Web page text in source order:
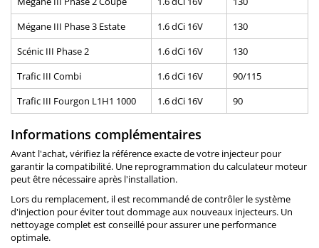
Mégane III Phase 3 Estate
1.6 dCi 16V
130
Scénic III Phase 2
1.6 dCi 16V
130
Trafic III Combi
1.6 dCi 16V
90/115
Trafic III Fourgon L1H1 1000
1.6 dCi 16V 90
Informations complémentaires
Avant l'achat, vérifiez la référence exacte de votre injecteur pour
garantir la compatibilité. Une reprogrammation du calculateur moteur
peut être nécessaire après l'installation.
Lors du remplacement, il est recommandé de contrôler le système
d'injection pour éviter tout dommage aux nouveaux injecteurs. Un
nettoyage complet est conseillé pour assurer une performance
optimale.